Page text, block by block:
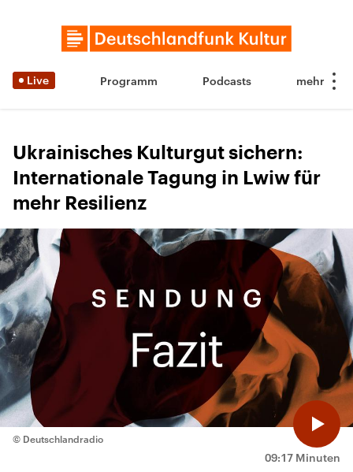
Live Programm Podcasts
Ukrainisches Kulturgut sichern:
Internationale Tagung in Lwiw für
mehr Resilienz
09:17 Minuten
© Deutschlandradio